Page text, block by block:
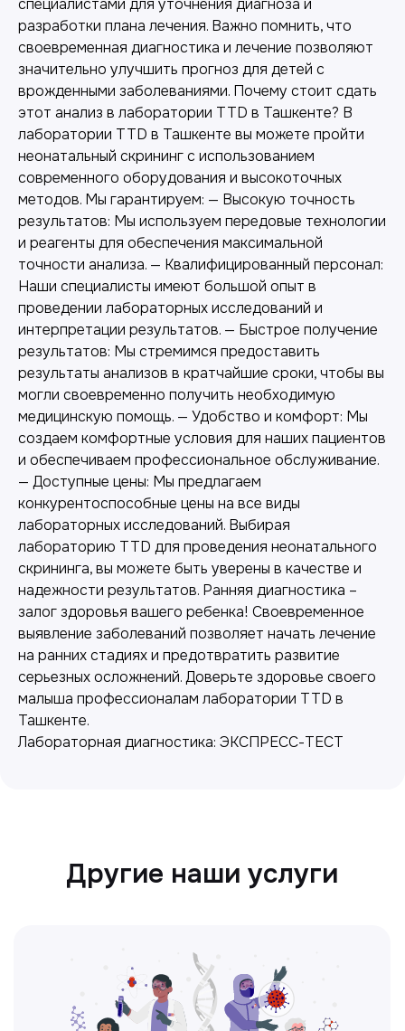
разработки плана лечения. Важно помнить, что
своевременная диагностика и лечение позволяют
значительно улучшить прогноз для детей с
врожденными заболеваниями. Почему стоит сдать
этот анализ в лаборатории TTD в Ташкенте? В
лаборатории TTD в Ташкенте вы можете пройти
неонатальный скрининг с использованием
современного оборудования и высокоточных
методов. Мы гарантируем: — Высокую точность
результатов: Мы используем передовые технологии
и реагенты для обеспечения максимальной
точности анализа. — Квалифицированный персонал:
Наши специалисты имеют большой опыт в
проведении лабораторных исследований и
интерпретации результатов. — Быстрое получение
результатов: Мы стремимся предоставить
результаты анализов в кратчайшие сроки, чтобы вы
могли своевременно получить необходимую
медицинскую помощь. — Удобство и комфорт: Мы
создаем комфортные условия для наших пациентов
и обеспечиваем профессиональное обслуживание.
— Доступные цены: Мы предлагаем
конкурентоспособные цены на все виды
лабораторных исследований. Выбирая
лабораторию TTD для проведения неонатального
скрининга, вы можете быть уверены в качестве и
надежности результатов. Ранняя диагностика –
залог здоровья вашего ребенка! Своевременное
выявление заболеваний позволяет начать лечение
на ранних стадиях и предотвратить развитие
серьезных осложнений. Доверьте здоровье своего
малыша профессионалам лаборатории TTD в
Ташкенте.
Лабораторная диагностика: ЭКСПРЕСС-ТЕСТ
Другие наши услуги
Лабораторная диагностика
Точные анализы для контроля здоровья и
выявления заболеваний.
Безопасный и точный метод для
обследования внутренних органов.